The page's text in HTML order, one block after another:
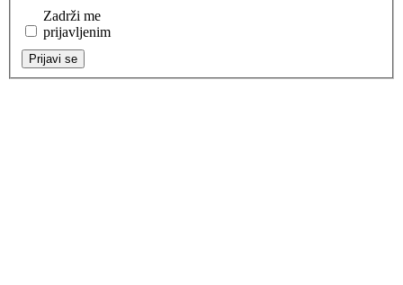
Zadrži me
prijavljenim
Prijavi se